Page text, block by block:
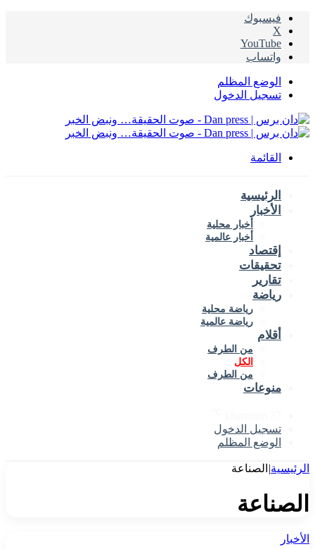
فيسبوك
‫X
‫YouTube
واتساب
الوضع المظلم
تسجيل الدخول
القائمة
الرئيسية
الأخبار
أخبار محلية
أخبار عالمية
إقتصاد
تحقيقات
تقارير
رياضة
رياضة محلية
رياضة عالمية
أقلام
من الطرف
الكل
من الطرف
منوعات
تسجيل الدخول
الوضع المظلم
الرئيسية| الصناعة
الصناعة
الأخبار